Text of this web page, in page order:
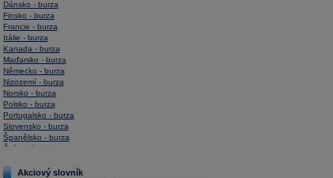
Dánsko - burza
Finsko - burza
Francie - burza
Itálie - burza
Kanada - burza
Maďarsko - burza
Německo - burza
Nizozemí - burza
Norsko - burza
Polsko - burza
Portugalsko - burza
Slovensko - burza
Španělsko - burza
Švýcarsko - burza
Akciový slovník